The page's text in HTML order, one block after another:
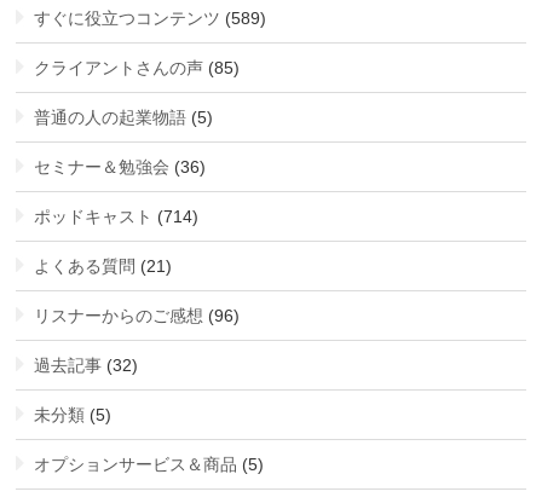
すぐに役立つコンテンツ (589)
クライアントさんの声 (85)
普通の人の起業物語 (5)
セミナー＆勉強会 (36)
ポッドキャスト (714)
よくある質問 (21)
リスナーからのご感想 (96)
過去記事 (32)
未分類 (5)
オプションサービス＆商品 (5)